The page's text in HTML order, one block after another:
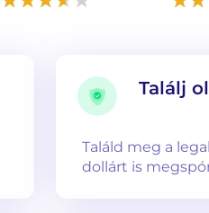
Találj
Találd meg a
dollárt is